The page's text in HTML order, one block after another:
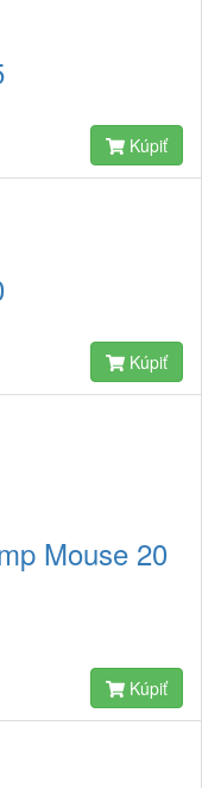
Kúpiť
Kúpiť
Mouse 20
Kúpiť